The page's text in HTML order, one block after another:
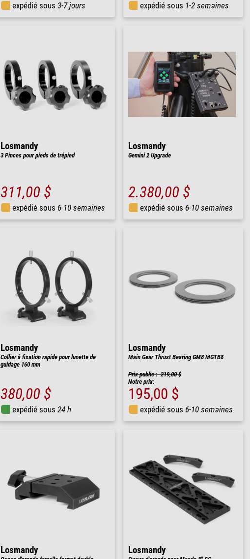
expédié sous 3-7 jours expédié sous 1-2 semaines
Losmandy
3 Pinces pour pieds de trépied
311,00 $
expédié sous 6-10 semaines
Losmandy
Gemini 2 Upgrade
2.380,00 $
expédié sous 6-10 semaines
Losmandy
Collier à fixation rapide pour lunette de
guidage 160 mm
380,00 $
expédié sous 24 h
Losmandy
Main Gear Thrust Bearing GM8 MGTB8
Prix public : 219,00 $
Notre prix:
195,00 $
expédié sous 6-10 semaines
Losmandy Losmandy